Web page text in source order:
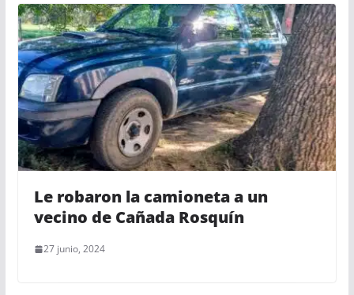
Le robaron la camioneta a un
vecino de Cañada Rosquín
27 junio, 2024